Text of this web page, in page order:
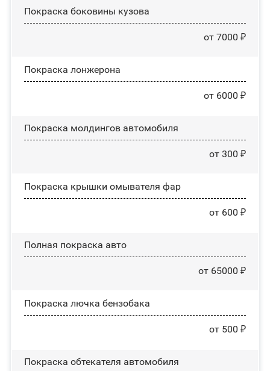
Покраска боковины кузова
от 7000 ₽
Покраска лонжерона
от 6000 ₽
Покраска молдингов автомобиля
от 300 ₽
Покраска крышки омывателя фар
от 600 ₽
Полная покраска авто
от 65000 ₽
Покраска лючка бензобака
от 500 ₽
Покраска обтекателя автомобиля